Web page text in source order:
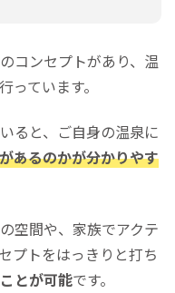
コンセプトがあり、温
ています。
ると、ご自身の温泉に
あるのかが分かりやす
空間や、家族でアクテ
プトをはっきりと打ち
とが可能です。